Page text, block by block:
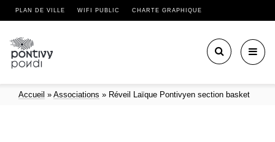
PLAN DE VILLE WIFI PUBLIC CHARTE GRAPHIQUE
Accueil » Associations » Réveil Laïque Pontivyen section basket